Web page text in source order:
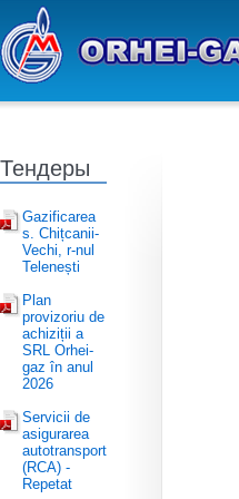
Тендеры
Gazificarea
s. Chițcanii-
Vechi, r-nul
Telenești
Plan
provizoriu de
achiziții a
SRL Orhei-
gaz în anul
2026
Servicii de
asigurarea
autotransport
(RCA) -
Repetat